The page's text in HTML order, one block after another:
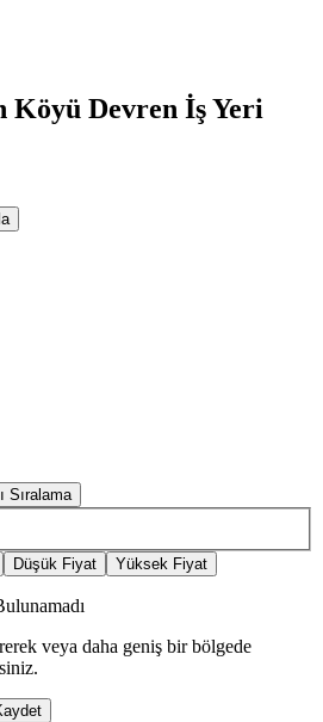
Köyü Devren İş Yeri
Sıralama
Düşük Fiyat Yüksek Fiyat
veya daha geniş bir bölgede